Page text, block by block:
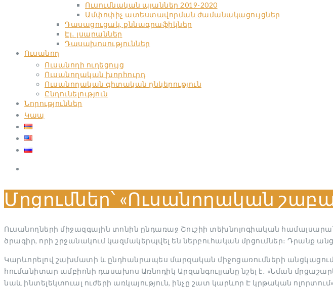
Ուսումնական պլաններ 2019-2020
Ամփոփիչ ատեստավորման ժամանակացույցներ
Դասացուցակ, քննագրաֆիկներ
Էլ․ լսարաններ
Դասախոսություններ
Ուսանող
Ուսանողի ուղեցույց
Ուսանողական խորհուրդ
Ուսանողական գիտական ընկերություն
Ընդունելություն
Նորություններ
Կապ
Մրցումներ՝ «Ուսանողական
Ուսանողների միջազգային տոնին ընդառաջ Շուշիի տեխնոլոգիական
ծրագիր, որի շրջանակում կազմակերպվել են ներբուհական մրցումներ։ Դրանք
Կարևորելով շախմատի և ընդհանրապես մարզական միջոցառումների
հումանիտար ամբիոնի դասախոս Առնոդիկ Արզանգուլյանը նշել է․ «Նման
նաև ինտելեկտուալ ուժերի առկայություն, ինչը շատ կարևոր Է կրթական